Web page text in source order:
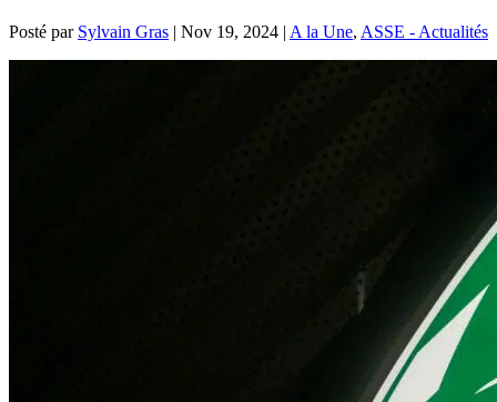
Posté par Sylvain Gras | Nov 19, 2024 | A la Une, ASSE - Actualités